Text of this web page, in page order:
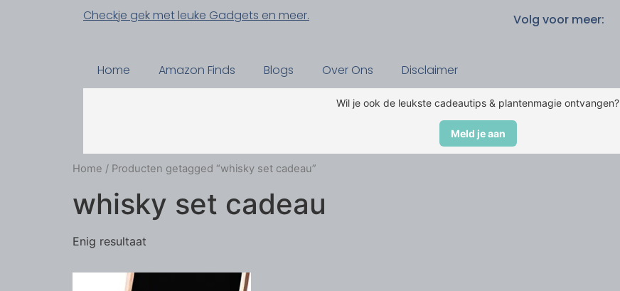
Checkje gek met leuke Gadgets en meer. Volg voor meer:
Home Amazon Finds Blogs Over Ons Disclaimer
Wil je ook de leukste cadeautips & plantenmagie ontvangen?
Meld je aan
Home / Producten getagged “whisky set cadeau”
whisky set cadeau
Enig resultaat